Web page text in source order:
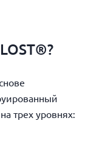
трех уровнях: